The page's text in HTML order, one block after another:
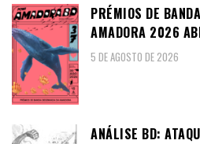
PRÉMIOS DE
AMADORA 2026
5 DE AGOSTO DE 2026
ANÁLISE BD: